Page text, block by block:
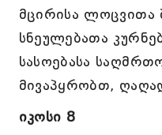
მცირისა ლოცვითა
სნეულებათა
სასოებასა
მივაპყრობთ,
იკოსი 8